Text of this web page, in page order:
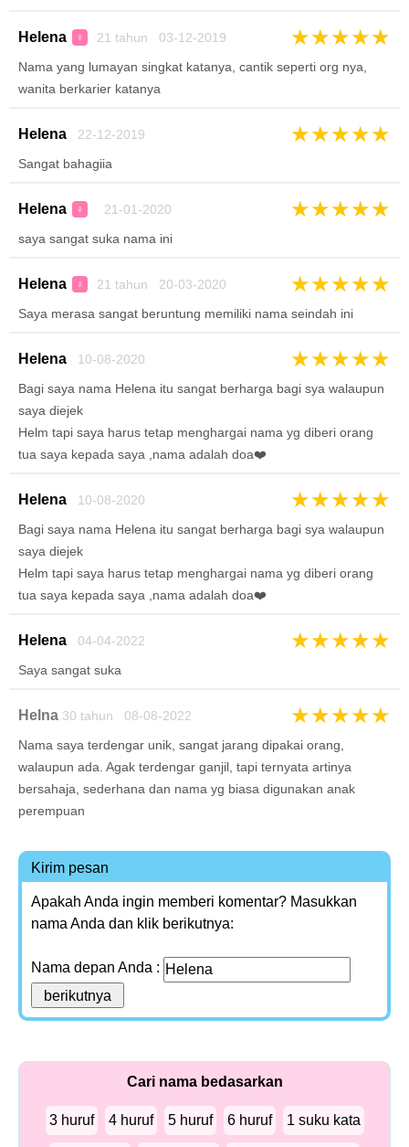
Helena ♀ 21 tahun 03-12-2019 ★★★★★
Nama yang lumayan singkat katanya, cantik seperti org nya,
wanita berkarier katanya
Helena 22-12-2019 ★★★★★
Sangat bahagiia
Helena ♀ 21-01-2020 ★★★★★
saya sangat suka nama ini
Helena ♀ 21 tahun 20-03-2020 ★★★★★
Saya merasa sangat beruntung memiliki nama seindah ini
Helena 10-08-2020 ★★★★★
Bagi saya nama Helena itu sangat berharga bagi sya walaupun
saya diejek
Helm tapi saya harus tetap menghargai nama yg diberi orang
tua saya kepada saya ,nama adalah doa❤️
Helena 10-08-2020 ★★★★★
Bagi saya nama Helena itu sangat berharga bagi sya walaupun
saya diejek
Helm tapi saya harus tetap menghargai nama yg diberi orang
tua saya kepada saya ,nama adalah doa❤️
Helena 04-04-2022 ★★★★★
Saya sangat suka
Helna 30 tahun 08-08-2022 ★★★★★
Nama saya terdengar unik, sangat jarang dipakai orang,
walaupun ada. Agak terdengar ganjil, tapi ternyata artinya
bersahaja, sederhana dan nama yg biasa digunakan anak
perempuan
Kirim pesan
Apakah Anda ingin memberi komentar? Masukkan
nama Anda dan klik berikutnya:
Nama depan Anda :
Cari nama bedasarkan
3 huruf 4 huruf 5 huruf 6 huruf 1 suku kata